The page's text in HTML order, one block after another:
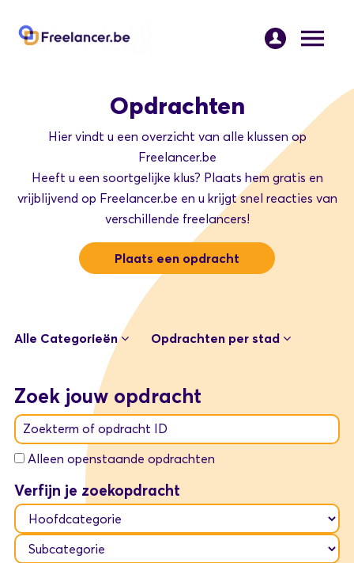
Opdrachten
Hier vindt u een overzicht van alle klussen op
Freelancer.be
Heeft u een soortgelijke klus? Plaats hem gratis en
vrijblijvend op Freelancer.be en u krijgt snel reacties van
verschillende freelancers!
Plaats een opdracht
Alle Categorieën Opdrachten per stad
Zoek jouw opdracht
Zoekterm of opdracht ID
Alleen openstaande opdrachten
Verfijn je zoekopdracht